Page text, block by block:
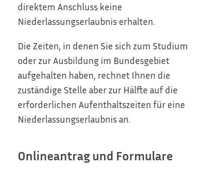
direktem Anschluss keine
Niederlassungserlaubnis erhalten.
Die Zeiten, in denen Sie sich zum Studium
oder zur Ausbildung im Bundesgebiet
aufgehalten haben, rechnet Ihnen die
zuständige Stelle aber zur Hälfte auf die
erforderlichen Aufenthaltszeiten für eine
Niederlassungserlaubnis an.
Onlineantrag und Formulare